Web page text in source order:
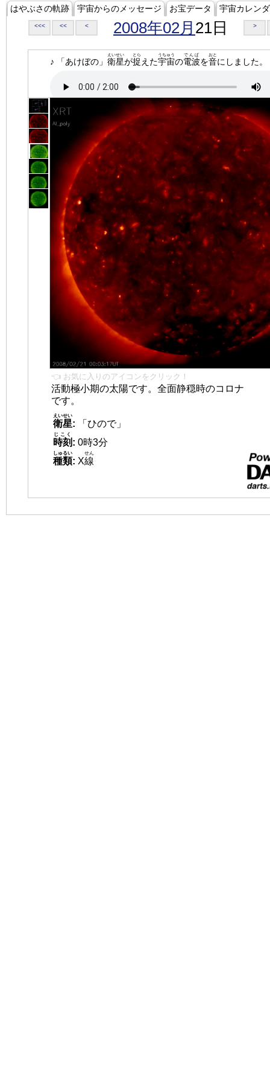
はやぶさの軌跡 宇宙からのメッセージ お宝データ 宇宙カレン
<<< << < 2008年02月 21日 >
♪ 「あけぼの」 衛星
えいせい
が捉
とら
えた宇宙
うちゅう
の電波
でんぱ
を音
おと
にしました。
👈 お気に入りのアイコンをクリック！
活動極小期の太陽です。全面静穏時のコロナ
です。
衛星
えいせい
:
「ひので」
時刻
じこく
: 0時3分
種類
しゅるい
: X線
せん